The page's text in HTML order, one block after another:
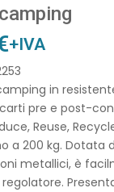
+IVA
in
pre e post-
Reuse,
a 200 kg. Dotata
metallici, è